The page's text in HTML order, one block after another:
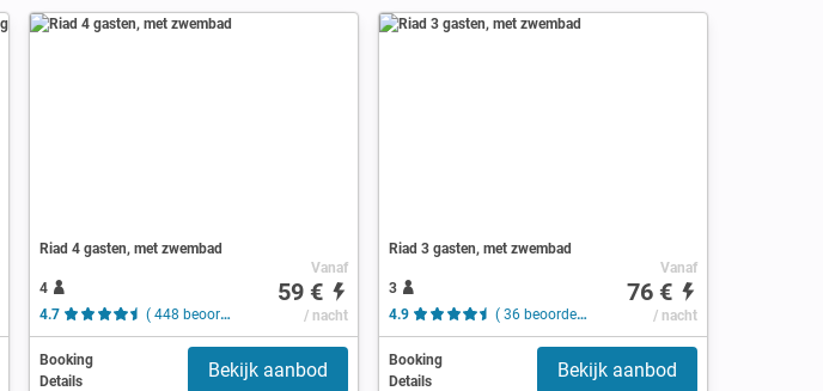
Riad 4 gasten, met zwembad
4
4.7
( 448 beoordelingen )
Vanaf
59 €
/ nacht
Booking
Details
Bekijk aanbod
Riad 3 gasten, met zwembad
3
4.9
( 36 beoordelingen )
Vanaf
76 €
/ nacht
Booking
Details
Bekijk aanbod